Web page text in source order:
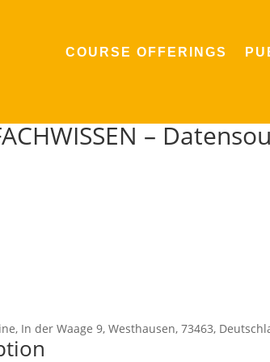
COURSE OFFERINGS
–
In der Waage 9, Westhausen, 73463,